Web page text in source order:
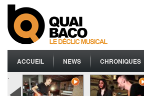
ACCUEIL NEWS CHRONIQUES
.